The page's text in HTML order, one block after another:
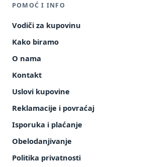
POMOĆ I INFO
Vodiči za kupovinu
Kako biramo
O nama
Kontakt
Uslovi kupovine
Reklamacije i povraćaj
Isporuka i plaćanje
Obelodanjivanje
Politika privatnosti